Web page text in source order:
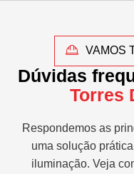
VAMOS
Dúvidas
Torres
Respondemos as
uma solução
iluminação. Veja